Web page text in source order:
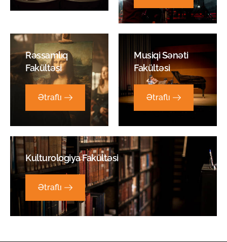
Rəssamlıq
Fakültəsi
Ətraflı
Musiqi Sənəti
Fakültəsi
Ətraflı
Kulturologiya Fakültəsi
Ətraflı